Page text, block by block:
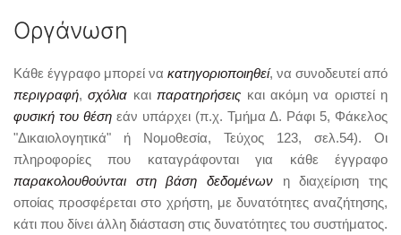
Οργάνωση
Κάθε έγγραφο μπορεί να κατηγοριοποιηθεί, να συνοδευτεί από
περιγραφή,σχόλια και παρατηρήσεις και ακόμη να οριστεί η
φυσική του θέση εάν υπάρχει (π.χ. Τμήμα Δ. Ράφι 5, Φάκελος
"Δικαιολογητικά" ή Νομοθεσία, Τεύχος 123, σελ.54). Οι
πληροφορίες που καταγράφονται για κάθε έγγραφο
παρακολουθούνται στη βάση δεδομένων η διαχείριση της
οποίας προσφέρεται στο χρήστη, με δυνατότητες αναζήτησης,
κάτι που δίνει άλλη διάσταση στις δυνατότητες του συστήματος.